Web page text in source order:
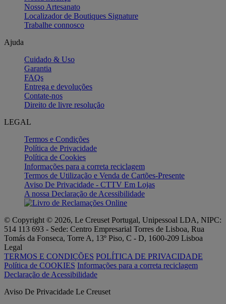
Nosso Artesanato
Localizador de Boutiques Signature
Trabalhe connosco
Ajuda
Cuidado & Uso
Garantia
FAQs
Entrega e devoluções
Contate-nos
Direito de livre resolução
LEGAL
Termos e Condições
Política de Privacidade
Política de Cookies
Informações para a correta reciclagem
Termos de Utilização e Venda de Cartões-Presente
Aviso De Privacidade - CTTV Em Lojas
A nossa Declaração de Acessibilidade
© Copyright © 2026, Le Creuset Portugal, Unipessoal LDA, NIPC:
514 113 693 - Sede: Centro Empresarial Torres de Lisboa, Rua
Tomás da Fonseca, Torre A, 13º Piso, C - D, 1600-209 Lisboa
Legal
TERMOS E CONDIÇÕES POLÍTICA DE PRIVACIDADE
Política de COOKIES Informações para a correta reciclagem
Declaração de Acessibilidade
Aviso De Privacidade Le Creuset